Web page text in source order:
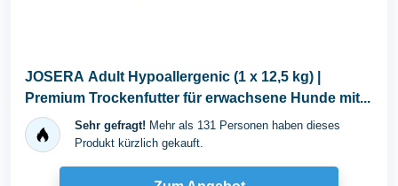
JOSERA Adult Hypoallergenic (1 x 12,5 kg) |
Premium Trockenfutter für erwachsene Hunde mit...
Sehr gefragt! Mehr als 131 Personen haben dieses
Produkt kürzlich gekauft.